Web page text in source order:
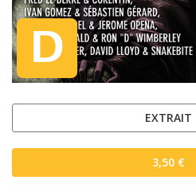
EXTRAIT
3,50 €